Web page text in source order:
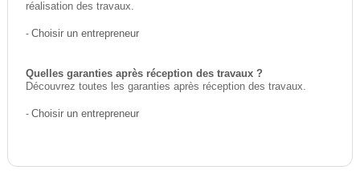
réalisation des travaux.
- Choisir un entrepreneur
Quelles garanties après réception des travaux ?
Découvrez toutes les garanties après réception des travaux.
- Choisir un entrepreneur